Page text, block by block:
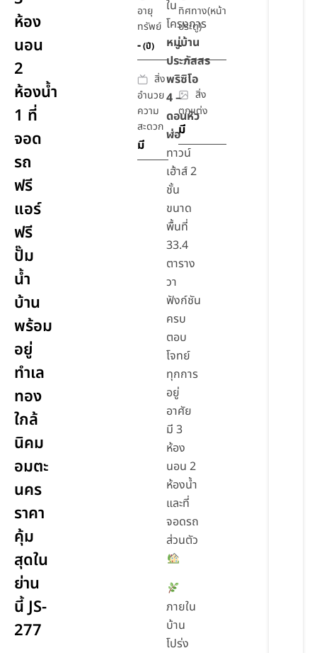
ห้อง
นอน
2
ห้องน้ำ
1 ที่
จอด
รถ
ฟรี
แอร์
ฟรี
ปั๊ม
น้ำ
บ้าน
พร้อม
อยู่
ทำเล
ทอง
ใกล้
นิคม
อมตะ
นคร
ราคา
คุ้ม
สุดใน
ย่าน
นี้ JS-
277
อายุ
ทรัพย์
-(ปี)
ทิศทาง(หน้า
ประตู)
-
สิ่ง
อำนวย
ความ
สะดวก
มี
สิ่ง
ตกแต่ง
มี
ใน
โครงการ
หมู่บ้าน
ประภัสสร
พริซิโอ
4 –
ดอนหัว
ฬ่อ
ทาวน์
เฮ้าส์ 2
ชั้น
ขนาด
พื้นที่
33.4
ตาราง
วา
ฟังก์ชัน
ครบ
ตอบ
โจทย์
ทุกการ
อยู่
อาศัย
มี 3
ห้อง
นอน 2
ห้องน้ำ
และที่
จอดรถ
ส่วนตัว
ภายใน
บ้าน
โปร่ง